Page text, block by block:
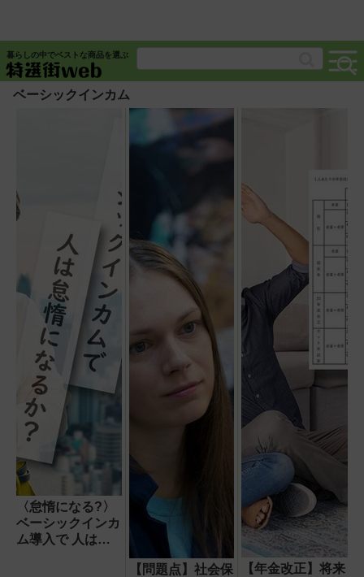
暮らしの中でベストな商品を選ぶ
ベーシックインカム
〈怠惰になる?〉
ベーシックインカ
ム導入で 人は本
【問題点】社会保
【年金改正】将来